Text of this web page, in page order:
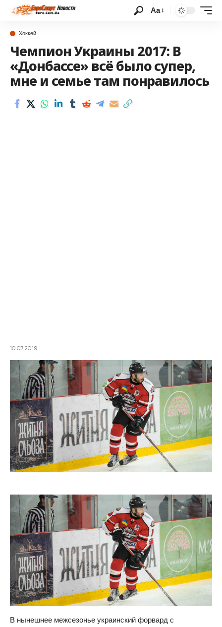
Аа
Хоккей
Чемпион Украины 2017: В
«Донбассе» всё было супер,
мне и семье там понравилось
10.07.2019
В нынешнее межсезонье украинский форвард с